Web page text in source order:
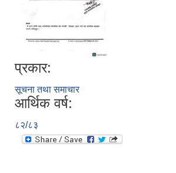
प्रकार:
सूचना तथा समाचार
आर्थिक वर्ष:
८२/८३